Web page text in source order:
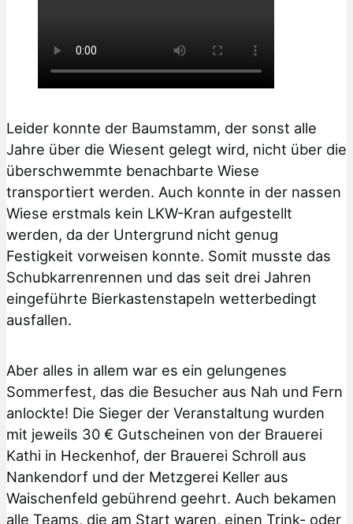
Leider konnte der Baumstamm, der sonst alle
Jahre über die Wiesent gelegt wird, nicht über die
überschwemmte benachbarte Wiese
transportiert werden. Auch konnte in der nassen
Wiese erstmals kein LKW-Kran aufgestellt
werden, da der Untergrund nicht genug
Festigkeit vorweisen konnte. Somit musste das
Schubkarrenrennen und das seit drei Jahren
eingeführte Bierkastenstapeln wetterbedingt
ausfallen.
Aber alles in allem war es ein gelungenes
Sommerfest, das die Besucher aus Nah und Fern
anlockte! Die Sieger der Veranstaltung wurden
mit jeweils 30 € Gutscheinen von der Brauerei
Kathi in Heckenhof, der Brauerei Schroll aus
Nankendorf und der Metzgerei Keller aus
Waischenfeld gebührend geehrt. Auch bekamen
alle Teams, die am Start waren, einen Trink- oder